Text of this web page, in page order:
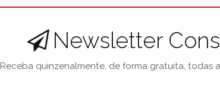
Newsletter
Receba quinzenalmente, de forma gratuita, todas